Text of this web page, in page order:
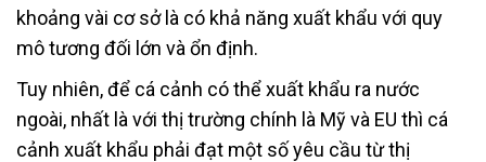
khoảng vài cơ sở là có khả năng xuất khẩu với quy
mô tương đối lớn và ổn định.
Tuy nhiên, để cá cảnh có thể xuất khẩu ra nước
ngoài, nhất là với thị trường chính là Mỹ và EU thì cá
cảnh xuất khẩu phải đạt một số yêu cầu từ thị